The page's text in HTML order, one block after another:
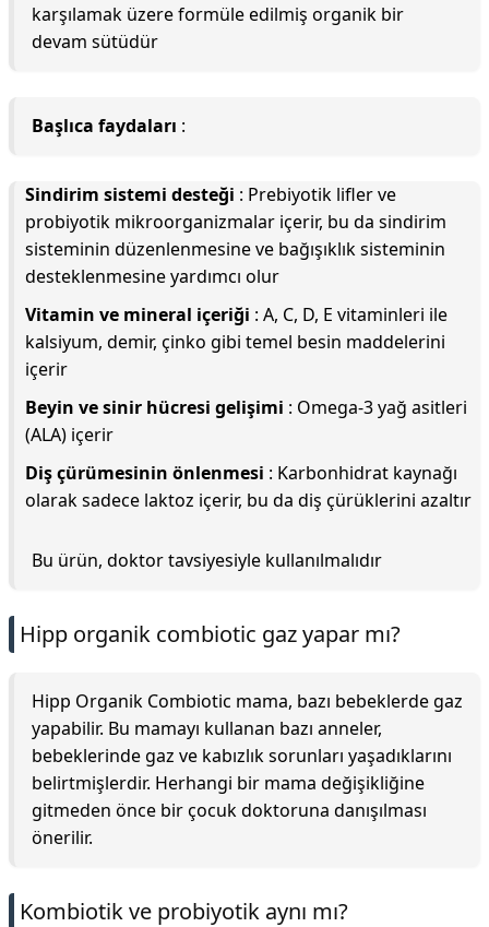
karşılamak üzere formüle edilmiş organik bir
devam sütüdür
Başlıca faydaları :
Sindirim sistemi desteği : Prebiyotik lifler ve
probiyotik mikroorganizmalar içerir, bu da sindirim
sisteminin düzenlenmesine ve bağışıklık sisteminin
desteklenmesine yardımcı olur
Vitamin ve mineral içeriği : A, C, D, E vitaminleri ile
kalsiyum, demir, çinko gibi temel besin maddelerini
içerir
Beyin ve sinir hücresi gelişimi : Omega-3 yağ asitleri
(ALA) içerir
Diş çürümesinin önlenmesi : Karbonhidrat kaynağı
olarak sadece laktoz içerir, bu da diş çürüklerini azaltır
Bu ürün, doktor tavsiyesiyle kullanılmalıdır
Hipp organik combiotic gaz yapar mı?
Hipp Organik Combiotic mama, bazı bebeklerde gaz
yapabilir. Bu mamayı kullanan bazı anneler,
bebeklerinde gaz ve kabızlık sorunları yaşadıklarını
belirtmişlerdir. Herhangi bir mama değişikliğine
gitmeden önce bir çocuk doktoruna danışılması
önerilir.
Kombiotik ve probiyotik aynı mı?